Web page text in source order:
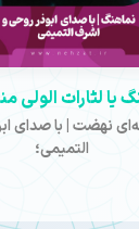
یا لثارات الولی
نهضت | با صدای
التمیمی؛